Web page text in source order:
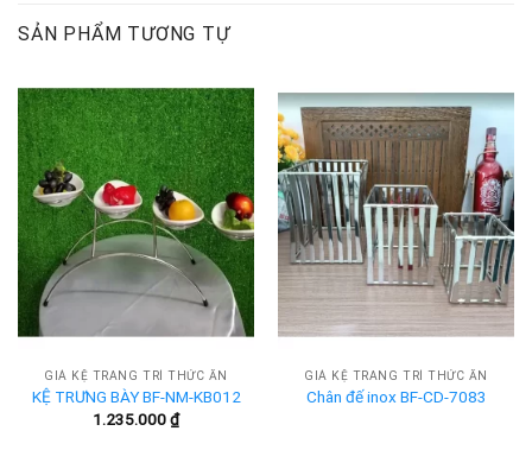
SẢN PHẨM TƯƠNG TỰ
GIÁ KỆ TRANG TRÍ THỨC ĂN
KỆ TRƯNG BÀY BF-NM-KB012
1.235.000₫
GIÁ KỆ TRANG TRÍ THỨC ĂN
Chân đế inox BF-CD-7083